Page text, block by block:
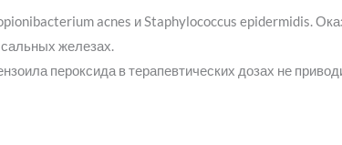
acnes и Staphylococcus epidermidis.
железах.
пероксида в терапевтических дозах не